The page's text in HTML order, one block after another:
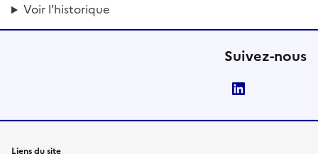
Voir l'historique
Suivez-nous
Liens du site